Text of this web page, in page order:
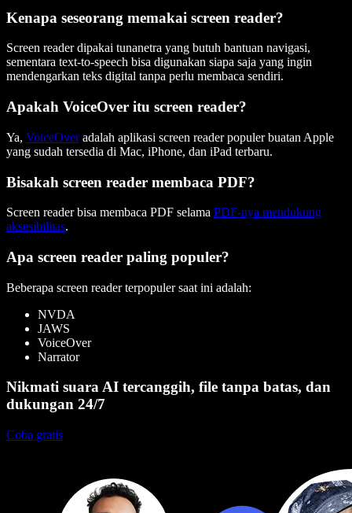
Kenapa seseorang memakai screen reader?
Screen reader dipakai tunanetra yang butuh bantuan navigasi,
sementara text-to-speech bisa digunakan siapa saja yang ingin
mendengarkan teks digital tanpa perlu membaca sendiri.
Apakah VoiceOver itu screen reader?
Ya, VoiceOveradalah aplikasi screen reader populer buatan Apple
yang sudah tersedia di Mac, iPhone, dan iPad terbaru.
Bisakah screen reader membaca PDF?
Screen reader bisa membaca PDF selama PDF-nya mendukung
aksesibilitas.
Apa screen reader paling populer?
Beberapa screen reader terpopuler saat ini adalah:
NVDA
JAWS
VoiceOver
Narrator
Nikmati suara AI tercanggih, file tanpa batas, dan
dukungan 24/7
Coba gratis